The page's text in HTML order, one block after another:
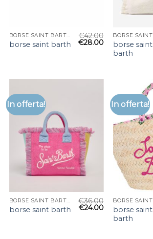
BORSE SAINT BARTH
borse saint barth
€42.00
€28.00
borse saint
barth
In offerta!
BORSE SAINT BARTH
borse saint barth
€36.00
€24.00
In offerta!
borse saint
barth